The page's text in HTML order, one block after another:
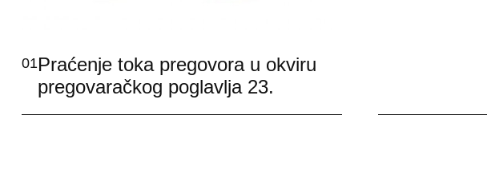
01Praćenje toka pregovora u okviru
pregovaračkog poglavlja 23.